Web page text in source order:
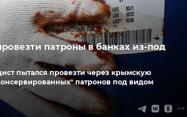
патроны в банках из-под
пытался провезти через крымскую
патронов под видом